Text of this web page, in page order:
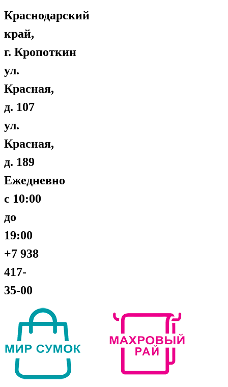
Краснодарский
край,
г. Кропоткин
ул.
Красная,
д. 107
ул.
Красная,
д. 189
Ежедневно
с 10:00
до
19:00
+7 938
417-
35-00